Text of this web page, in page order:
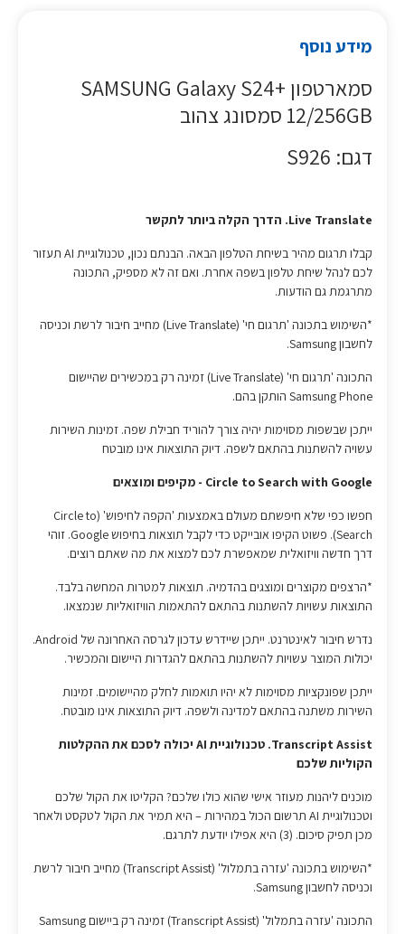
מידע נוסף
סמארטפון SAMSUNG Galaxy S24+
12/256GB סמסונג צהוב
דגם: S926
Live Translate. הדרך הקלה ביותר לתקשר
קבלו תרגום מהיר בשיחת הטלפון הבאה. הבנתם נכון, טכנולוגיית AI תעזור
לכם לנהל שיחת טלפון בשפה אחרת. ואם זה לא מספיק, התכונה
מתרגמת גם הודעות.
*השימוש בתכונה 'תרגום חי' (Live Translate) מחייב חיבור לרשת וכניסה
לחשבון Samsung.
התכונה 'תרגום חי' (Live Translate) זמינה רק במכשירים שהיישום
Samsung Phone הותקן בהם.
ייתכן שבשפות מסוימות יהיה צורך להוריד חבילת שפה. זמינות השירות
עשויה להשתנות בהתאם לשפה. דיוק התוצאות אינו מובטח
Circle to Search with Google - מקיפים ומוצאים
חפשו כפי שלא חיפשתם מעולם באמצעות 'הקפה לחיפוש' (Circle to
Search). פשוט הקיפו אובייקט כדי לקבל תוצאות בחיפוש Google. זוהי
דרך חדשה וויזואלית שמאפשרת לכם למצוא את מה שאתם רוצים.
*הרצפים מקוצרים ומוצגים בהדמיה. תוצאות למטרות המחשה בלבד.
התוצאות עשויות להשתנות בהתאם להתאמות הוויזואליות שנמצאו.
נדרש חיבור לאינטרנט. ייתכן שיידרש עדכון לגרסה האחרונה של Android.
יכולות המוצר עשויות להשתנות בהתאם להגדרות היישום והמכשיר.
ייתכן שפונקציות מסוימות לא יהיו תואמות לחלק מהיישומים. זמינות
השירות משתנה בהתאם למדינה ולשפה. דיוק התוצאות אינו מובטח.
Transcript Assist. טכנולוגיית AI יכולה לסכם את ההקלטות
הקוליות שלכם
מוכנים ליהנות מעוזר אישי שהוא כולו שלכם? הקליטו את הקול שלכם
וטכנולוגיית AI תרשום הכול במהירות – היא תמיר את הקול לטקסט ולאחר
מכן תפיק סיכום. (3) היא אפילו יודעת לתרגם.
*השימוש בתכונה 'עזרה בתמלול' (Transcript Assist) מחייב חיבור לרשת
וכניסה לחשבון Samsung.
התכונה 'עזרה בתמלול' (Transcript Assist) זמינה רק ביישום Samsung